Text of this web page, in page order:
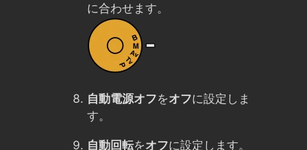
に合わせます。
自動電源オフをオフに設定しま
す。
自動回転をオフに設定します。